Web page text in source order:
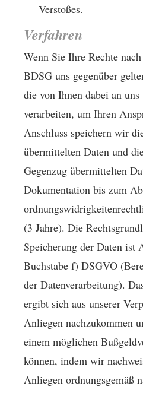
Verstoßes.
Verfahren
Wenn Sie Ihre Rechte
BDSG uns gegenüber
die von Ihnen dabei an
verarbeiten, um Ihren
Anschluss speichern wir
übermittelten Daten und
Gegenzug übermittelten
Dokumentation bis zum
(3 Jahre). Die
Speicherung der Daten ist
Buchstabe f) DSGVO
der Datenverarbeitung).
ergibt sich aus unserer
Anliegen nachzukommen
einem möglichen
können, indem wir
Anliegen ordnungsgemäß